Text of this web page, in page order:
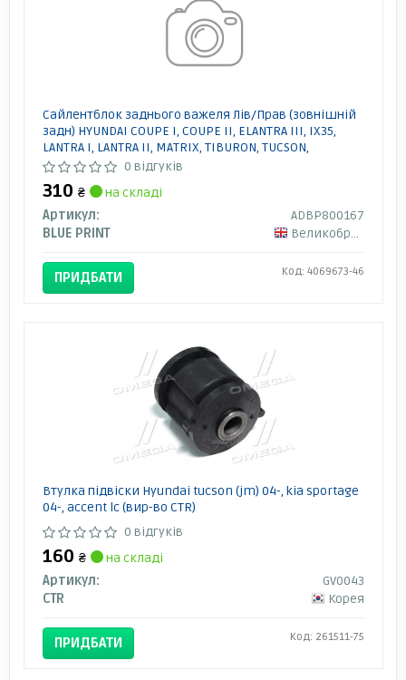
Сайлентблок заднього важеля Лів/Прав (зовнішній
задн) HYUNDAI COUPE I, COUPE II, ELANTRA III, IX35,
LANTRA I, LANTRA II, MATRIX, TIBURON, TUCSON,
TUCSON/SUV KIA CERATO I 1.5-2.7 10.90-12.15
0 відгуків
310 ₴
на складі
Артикул:
ADBP800167
BLUE PRINT
Великобританія
ПРИДБАТИ Код: 4069673-46
Втулка підвіски Hyundai tucson (jm) 04-, kia sportage
04-, accent lc (вир-во CTR)
0 відгуків
160 ₴
на складі
Артикул:
GV0043
CTR
Корея
ПРИДБАТИ Код: 261511-75